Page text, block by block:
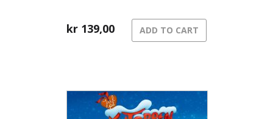
varm blanding av lydbok og musikk.
kr 139,00 ADD TO CART